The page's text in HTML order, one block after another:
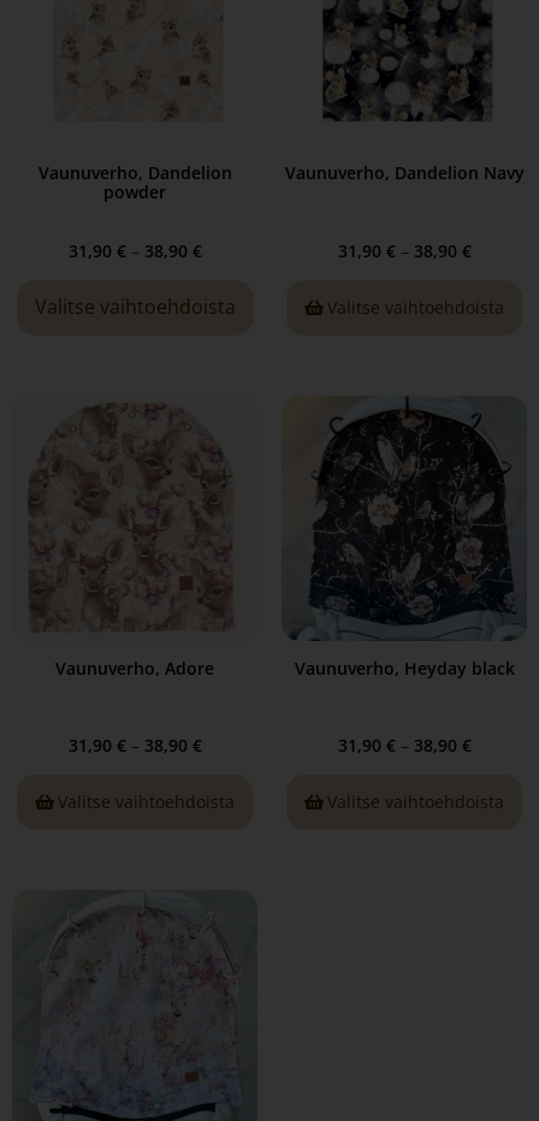
Vaunuverho, Dandelion
powder
31,90 € – 38,90 €
Valitse vaihtoehdoista
Vaunuverho, Dandelion Navy
31,90 € – 38,90 €
Valitse vaihtoehdoista
Vaunuverho, Adore
31,90 € – 38,90 €
Valitse vaihtoehdoista
Vaunuverho, Heyday black
31,90 € – 38,90 €
Valitse vaihtoehdoista